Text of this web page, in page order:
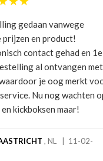
prijzen, goede service
NL | 08-02-2026